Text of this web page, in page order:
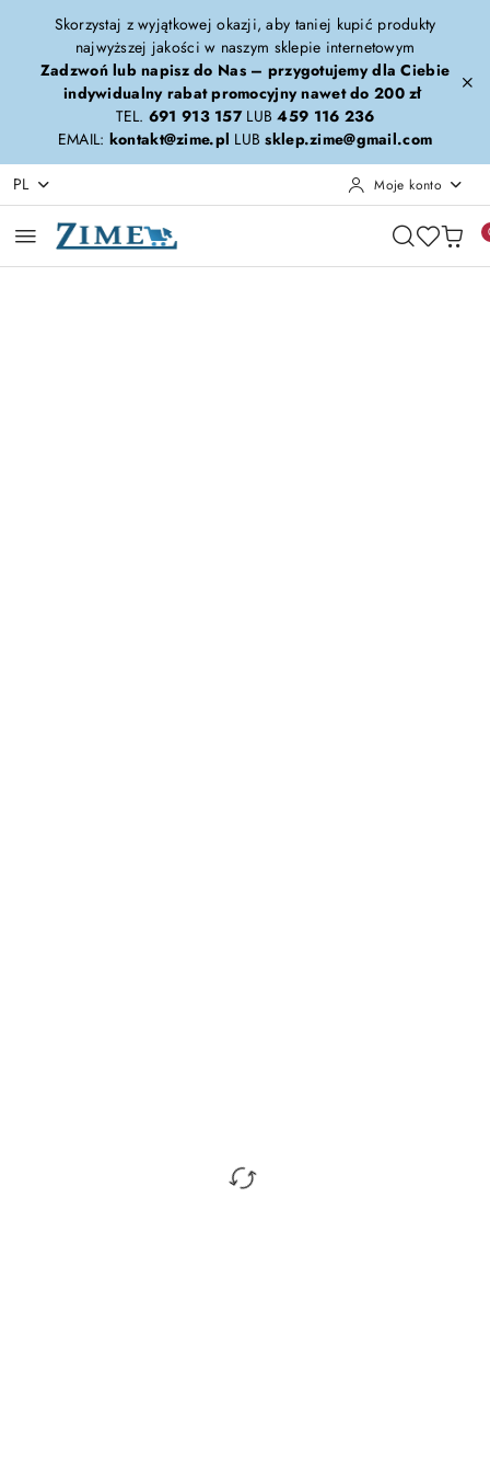
Przejdź do treści głównej
Przejdź do wyszukiwarki
Przejdź do moje konto
Przejdź do menu głównego
Przejdź do opisu produktu
Przejdź do stopki
Skorzystaj z wyjątkowej okazji, aby taniej kupić produkty
najwyższej jakości w naszym sklepie internetowym
Zadzwoń lub napisz do Nas – przygotujemy dla Ciebie
indywidualny rabat promocyjny nawet do 200 zł
TEL. 691 913 157LUB459 116 236
EMAIL: kontakt@zime.pl LUBsklep.zime@gmail.com
PL Moje konto